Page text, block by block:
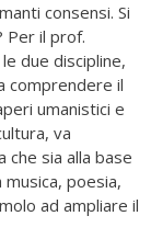
consensi. Si
Per il prof.
due discipline,
comprendere il
umanistici e
va
che sia alla base
poesia,
ad ampliare il